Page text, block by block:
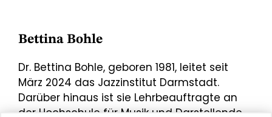
Bettina Bohle
Dr. Bettina Bohle, geboren 1981, leitet seit
März 2024 das Jazzinstitut Darmstadt.
Darüber hinaus ist sie Lehrbeauftragte an
der Hochschule für Musik und Darstellende